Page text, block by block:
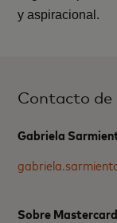
y aspiracional.
Contacto de
Gabriela
Sobre Mastercard